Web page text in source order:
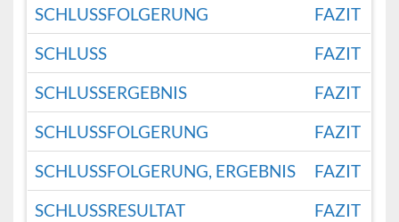
SCHLUSSFOLGERUNG
FAZIT
SCHLUSS
FAZIT
SCHLUSSERGEBNIS
FAZIT
SCHLUSSFOLGERUNG
FAZIT
SCHLUSSFOLGERUNG, ERGEBNIS
FAZIT
SCHLUSSRESULTAT
FAZIT